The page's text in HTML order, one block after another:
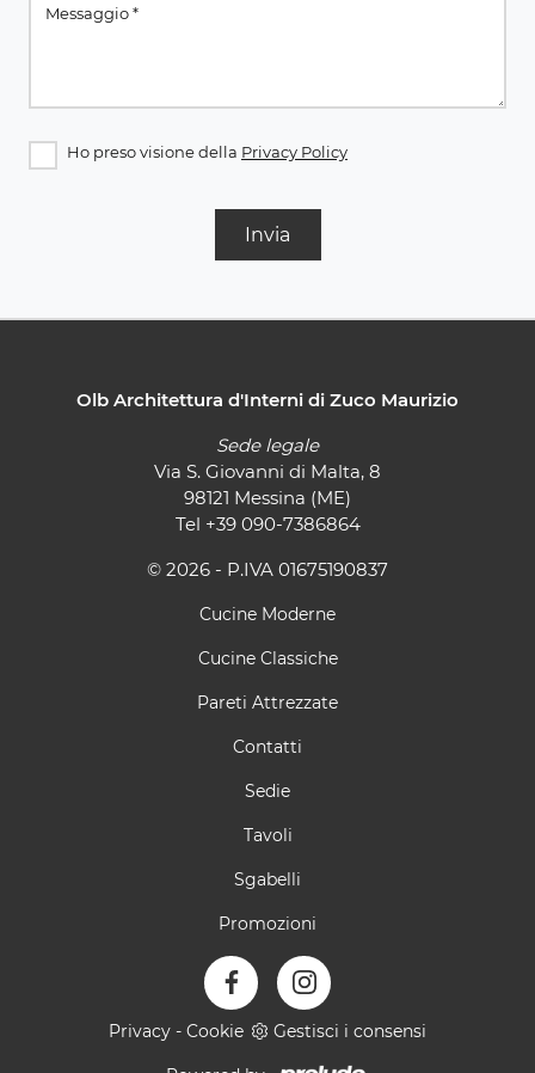
Ho preso visione della Privacy Policy
Invia
Olb Architettura d'Interni di Zuco Maurizio
Sede legale
Via S. Giovanni di Malta, 8
98121 Messina (ME)
Tel +39 090-7386864
© 2026 - P.IVA 01675190837
Cucine Moderne
Cucine Classiche
Pareti Attrezzate
Contatti
Sedie
Tavoli
Sgabelli
Promozioni
Privacy - Cookie Gestisci i consensi